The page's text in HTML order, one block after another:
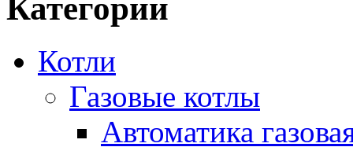
Категории
Котли
Газовые котлы
Автоматика